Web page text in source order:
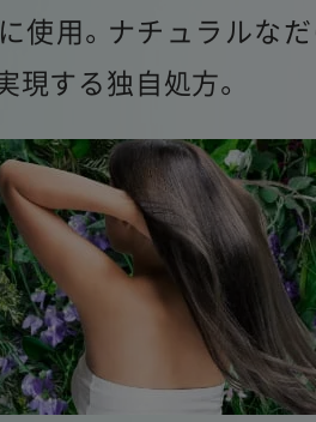
使用。ナチュラルな
現する独自処方。